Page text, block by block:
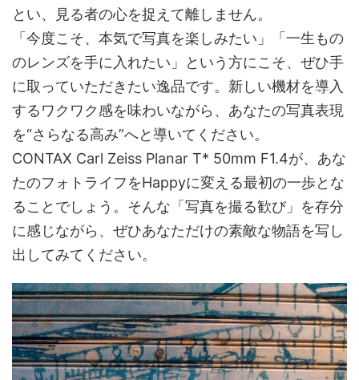
とい、見る者の心を捉えて離しません。
「今度こそ、本気で写真を楽しみたい」「一生もの
のレンズを手に入れたい」という方にこそ、ぜひ手
に取っていただきたい逸品です。新しい機材を導入
するワクワク感を味わいながら、あなたの写真表現
を“さらなる高み”へと導いてください。
CONTAX Carl Zeiss Planar T* 50mm F1.4が、あな
たのフォトライフをHappyに変える最初の一歩とな
ることでしょう。そんな「写真を撮る歓び」を存分
に感じながら、ぜひあなただけの素敵な物語を写し
出してみてください。